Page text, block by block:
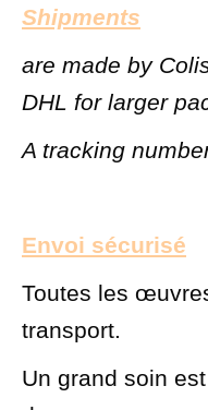
Shipments
are made by
DHL for larger
A tracking
Envoi sécurisé
Toutes les
transport.
Un grand soin